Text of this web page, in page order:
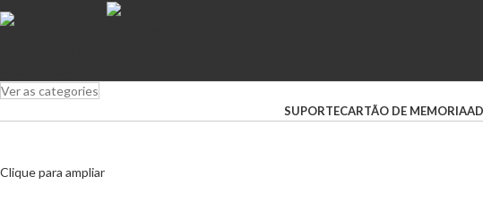
Ver as categories
SUPORTECARTÃO DE MEMORIA
Clique para ampliar